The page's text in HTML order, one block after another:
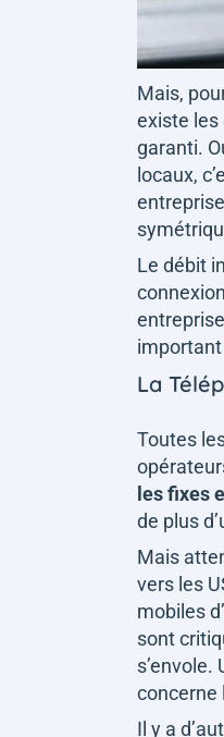
Mais,
existe les
garanti.
locaux,
Le débit
important
La
Toutes
les fixes
de plus
Mais
vers les
mobiles
sont
concerne
Il y a